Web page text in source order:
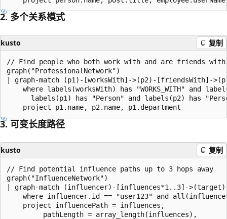
2. 多个关系模式
kusto 复制
// Find people who both work with and are friends with
graph("ProfessionalNetwork")
| graph-match (p1)-[worksWith]->(p2)-[friendsWith]-
where labels(worksWith) has "WORKS_WITH" and
labels(p1) has "Person" and labels(p2) has
3. 可变长度路径
kusto 复制
// Find potential influence paths up to 3 hops away
graph("InfluenceNetwork")
| graph-match (influencer)-[influences*1..3]->(target)
where influencer.id == "user123" and
    project influencePath = influences,
         pathLength = array_length(influences),